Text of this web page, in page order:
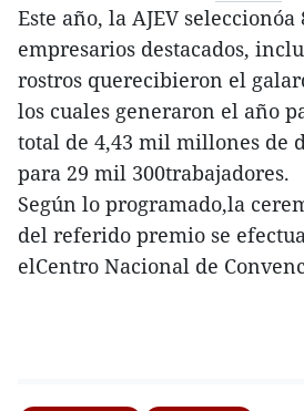
Este año, la AJEV seleccionóa
empresarios destacados,
rostros querecibieron el
los cuales generaron el año
total de 4,43 mil millones de
para 29 mil 300trabajadores.
Según lo programado,la
del referido premio se
elCentro Nacional de